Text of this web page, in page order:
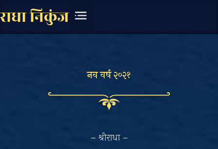
राधा निकुंज
नव वर्ष २०२१
– श्रीराधा –